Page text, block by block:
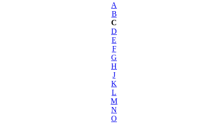
A
B
C
D
E
F
G
H
J
K
L
M
N
O